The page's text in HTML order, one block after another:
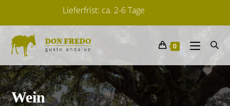
Lieferfrist: ca. 2-6 Tage
Von spanischen Herstellern
14 Tage Widerrufsrecht für Verbraucher.
0
Wein